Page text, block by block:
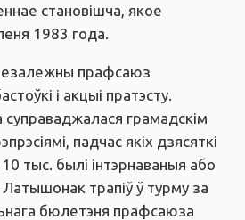
становішча, якое
1983 года.
прафсаюз
і акцыі пратэсту.
суправаджалася грамадскім
падчас якіх дзясяткі
тыс. былі інтэрнаваныя або
трапіў ў турму за
бюлетэня прафсаюза